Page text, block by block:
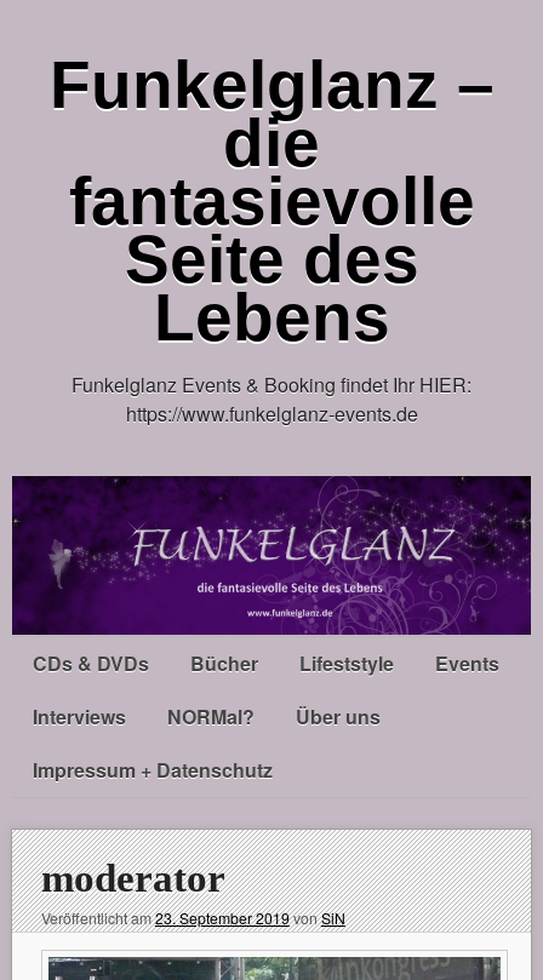
Funkelglanz –
die
fantasievolle
Seite des
Lebens
Funkelglanz Events & Booking findet Ihr HIER:
https://www.funkelglanz-events.de
CDs & DVDs Bücher Lifeststyle
Events
Interviews
NORMal?
Über uns
Impressum + Datenschutz
moderator
Veröffentlicht am23. September 2019vonSiN